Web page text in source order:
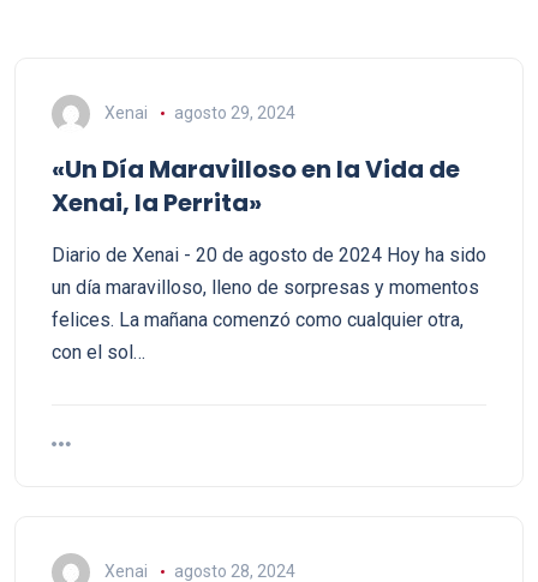
Xenai agosto 29, 2024
«Un Día Maravilloso en la Vida de
Xenai, la Perrita»
Diario de Xenai - 20 de agosto de 2024 Hoy ha sido
un día maravilloso, lleno de sorpresas y momentos
felices. La mañana comenzó como cualquier otra,
con el sol…
Xenai agosto 28, 2024